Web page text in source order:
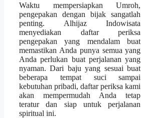
Waktu mempersiapkan Umroh,
pengepakan dengan bijak sangatlah
penting. Alhijaz Indowisata
menyediakan daftar periksa
pengepakan yang mendalam buat
memastikan Anda punya semua yang
Anda perlukan buat perjalanan yang
nyaman. Dari baju yang sesuai buat
beberapa tempat suci sampai
kebutuhan pribadi, daftar periksa kami
akan mempermudah Anda tetap
teratur dan siap untuk perjalanan
spiritual ini.